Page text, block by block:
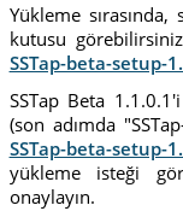
Yükleme
kutusu
SSTap-beta-setup-
SSTap Beta
(son adımda
SSTap-beta-setup-
yükleme isteği
onaylayın.